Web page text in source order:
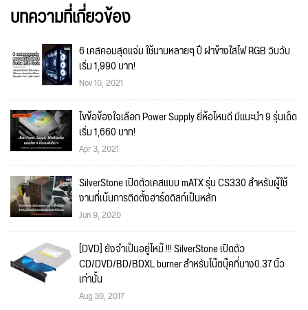
บทความที่เกี่ยวข้อง
6 เคสคอมสุดแจ่ม ใช้นานหลายๆ ปี ฝาข้างใสไฟ RGB วิบวับ
เริ่ม 1,990 บาท!
Nov 10, 2021
ไขข้อข้องใจเลือก Power Supply ยี่ห้อไหนดี มีแนะนำ 9 รุ่นเด็ด
เริ่ม 1,660 บาท!
Apr 3, 2021
SilverStone เปิดตัวเคสแบบ mATX รุ่น CS330 สำหรับผู้ใช้
งานที่เน้นการติดตั้งฮาร์ดดิสก์เป็นหลัก
Jun 9, 2020
[DVD] ยังจำเป็นอยู่ไหม๊ !!! SilverStone เปิดตัว
CD/DVD/BD/BDXL burner สำหรับโน๊ตบุ๊คที่บาง0.37 นิ้ว
เท่านั้น
Aug 30, 2017